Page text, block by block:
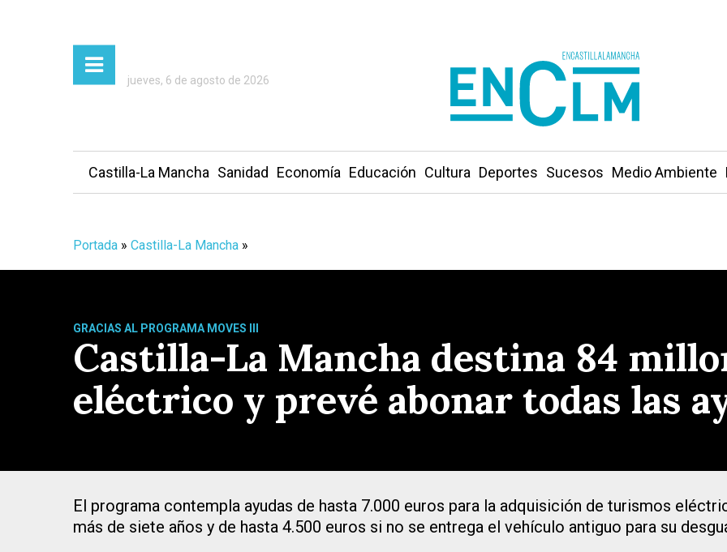
jueves, 6 de agosto de 2026
Castilla-La Mancha Sanidad Economía Educación Cultura Deportes Sucesos Medio Ambiente
Portada » Castilla-La Mancha »
GRACIAS AL PROGRAMA MOVES III
Castilla-La Mancha destina 84
eléctrico y prevé abonar todas las
El programa contempla ayudas de hasta 7.000 euros para la adquisición de turismos
más de siete años y de hasta 4.500 euros si no se entrega el vehículo antiguo para su